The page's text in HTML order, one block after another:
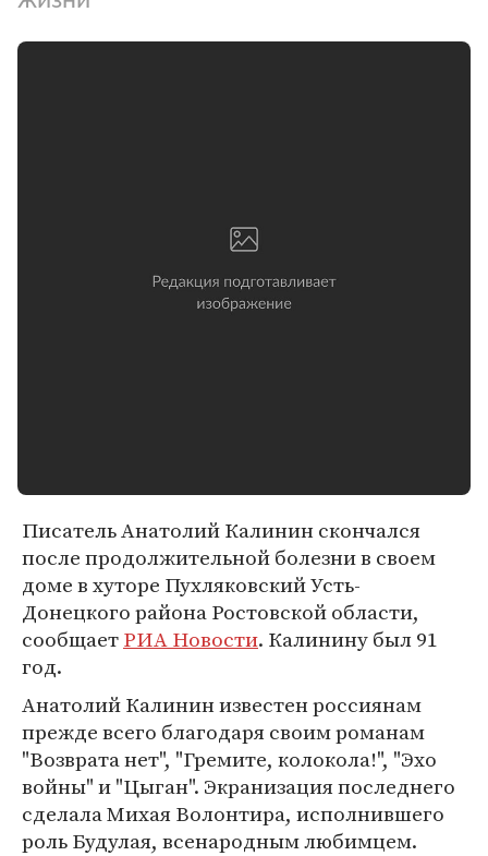
Писатель Анатолий Калинин скончался
после продолжительной болезни в своем
доме в хуторе Пухляковский Усть-
Донецкого района Ростовской области,
сообщаетРИА Новости. Калинину был 91
год.
Анатолий Калинин известен россиянам
прежде всего благодаря своим романам
"Возврата нет", "Гремите, колокола!", "Эхо
войны" и "Цыган". Экранизация последнего
сделала Михая Волонтира, исполнившего
роль Будулая, всенародным любимцем.